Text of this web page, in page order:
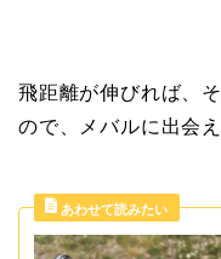
飛距離が伸びれば、
ので、メバルに出会